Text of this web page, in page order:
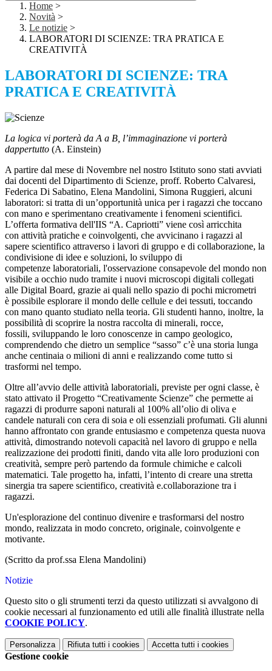
Home >
Novità >
Le notizie >
LABORATORI DI SCIENZE: TRA PRATICA E
CREATIVITÀ
LABORATORI DI SCIENZE: TRA
PRATICA E CREATIVITÀ
La logica vi porterà da A a B, l’immaginazione vi porterà
dappertutto (A. Einstein)
A partire dal mese di Novembre nel nostro Istituto sono stati avviati
dai docenti del Dipartimento di Scienze, proff. Roberto Calvaresi,
Federica Di Sabatino, Elena Mandolini, Simona Ruggieri, alcuni
laboratori: si tratta di un’opportunità unica per i ragazzi che toccano
con mano e sperimentano creativamente i fenomeni scientifici.
L’offerta formativa dell'IIS “A. Capriotti” viene così arricchita
con attività pratiche e coinvolgenti, che avvicinano i ragazzi al
sapere scientifico attraverso i lavori di gruppo e di collaborazione, la
condivisione di idee e soluzioni, lo sviluppo di
competenze laboratoriali, l'osservazione consapevole del mondo non
visibile a occhio nudo tramite i nuovi microscopi digitali collegati
alle Digital Board, grazie ai quali nello spazio di pochi micrometri
è possibile esplorare il mondo delle cellule e dei tessuti, toccando
con mano quanto studiato nella teoria. Gli studenti hanno, inoltre, la
possibilità di scoprire la nostra raccolta di minerali, rocce,
fossili, sviluppando le loro conoscenze in campo geologico,
comprendendo che dietro un semplice “sasso” c’è una storia lunga
anche centinaia o milioni di anni e realizzando come tutto si
trasformi nel tempo.
Oltre all’avvio delle attività laboratoriali, previste per ogni classe, è
stato attivato il Progetto “Creativamente Scienze” che permette ai
ragazzi di produrre saponi naturali al 100% all’olio di oliva e
candele naturali con cera di soia e oli essenziali profumati. Gli alunni
hanno affrontato con grande entusiasmo e competenza questa nuova
attività, dimostrando notevoli capacità nel lavoro di gruppo e nella
realizzazione dei prodotti finiti, dando vita alle loro produzioni con
creatività, sempre però partendo da formule chimiche e calcoli
matematici. Tale progetto ha, infatti, l’intento di creare una stretta
sinergia tra sapere scientifico, creatività e.collaborazione tra i
ragazzi.
Un'esplorazione del continuo divenire e trasformarsi del nostro
mondo, realizzata in modo concreto, originale, coinvolgente e
motivante.
(Scritto da prof.ssa Elena Mandolini)
Notizie
Questo sito o gli strumenti terzi da questo utilizzati si avvalgono di
cookie necessari al funzionamento ed utili alle finalità illustrate nella
COOKIE POLICY.
Personalizza Rifiuta tutti i cookies Accetta tutti i cookies
Gestione cookie